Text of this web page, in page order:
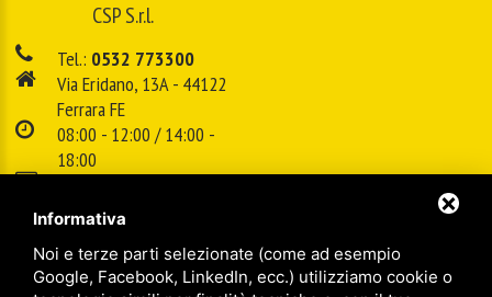
CSP S.r.l.
Tel.: 0532 773300
Via Eridano, 13A - 44122
Ferrara FE
08:00 - 12:00 / 14:00 -
18:00
info@cspsrl.biz
Sitemap / Privacy policy/Legal
Informativa
Noi e terze parti selezionate (come ad esempio
Google, Facebook, LinkedIn, ecc.) utilizziamo cookie o